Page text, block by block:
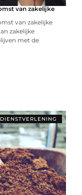
van zakelijke
van zakelijke
zakelijke
met de
DIENSTVERLENING